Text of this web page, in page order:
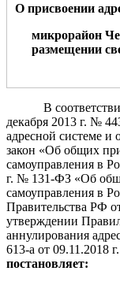
О присвоении
микрорайон
размещении
В
декабря 2013 г. №
адресной системе
закон «Об общих
самоуправления в
г. № 131-ФЗ «Об
самоуправления в
Правительства РФ
утверждении
аннулирования
613-а от 09.11.2018 г.
постановляет: